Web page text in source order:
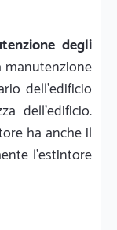
degli
manutenzione
dell'edificio
dell'edificio.
ha anche il
l'estintore